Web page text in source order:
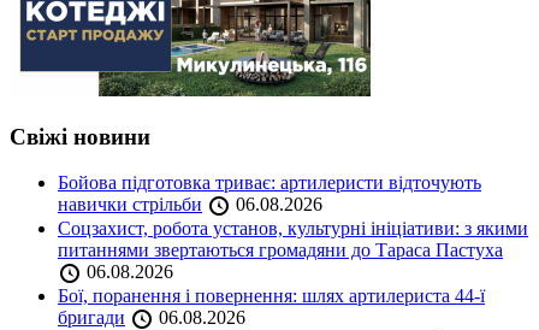
Свіжі новини
Бойова підготовка триває: артилеристи відточують
навички стрільби
06.08.2026
Соцзахист, робота установ, культурні ініціативи: з якими
питаннями звертаються громадяни до Тараса Пастуха
06.08.2026
Бої, поранення і повернення: шлях артилериста 44-ї
бригади
06.08.2026